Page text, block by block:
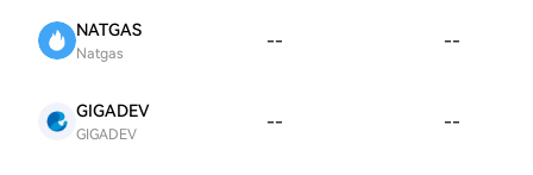
NATGAS
Natgas
-- --
GIGADEV
GIGADEV
-- --